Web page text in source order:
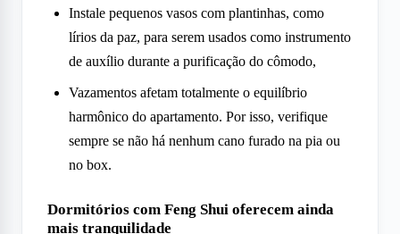
Instale pequenos vasos com plantinhas, como
lírios da paz, para serem usados como instrumento
de auxílio durante a purificação do cômodo,
Vazamentos afetam totalmente o equilíbrio
harmônico do apartamento. Por isso, verifique
sempre se não há nenhum cano furado na pia ou
no box.
Dormitórios com Feng Shui oferecem ainda
mais tranquilidade